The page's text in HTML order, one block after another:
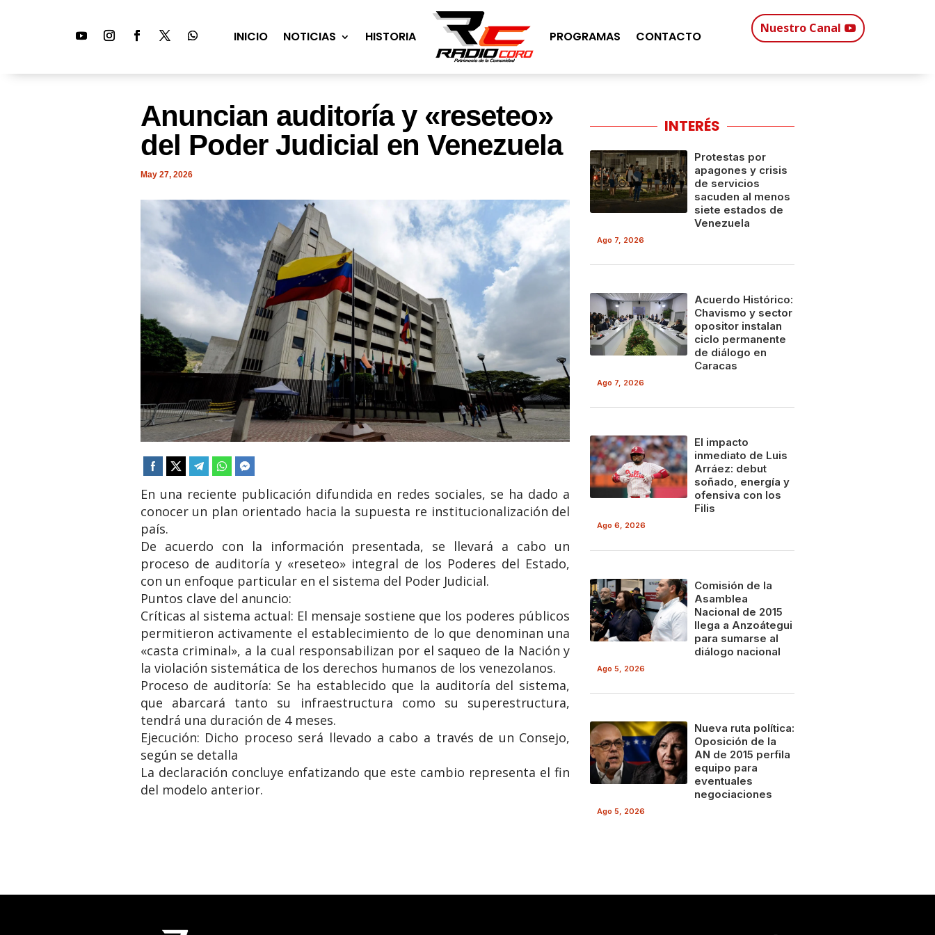
INICIO NOTICIAS HISTORIA PROGRAMAS CONTACTO
Nuestro Canal
Anuncian auditoría y «reseteo»
del Poder Judicial en Venezuela
May 27, 2026
En una reciente publicación difundida en redes sociales, se ha dado a
conocer un plan orientado hacia la supuesta re institucionalización del
país.
​De acuerdo con la información presentada, se llevará a cabo un
proceso de auditoría y «reseteo» integral de los Poderes del Estado,
con un enfoque particular en el sistema del Poder Judicial.
​Puntos clave del anuncio:
​Críticas al sistema actual: El mensaje sostiene que los poderes públicos
permitieron activamente el establecimiento de lo que denominan una
«casta criminal», a la cual responsabilizan por el saqueo de la Nación y
la violación sistemática de los derechos humanos de los venezolanos.
​Proceso de auditoría: Se ha establecido que la auditoría del sistema,
que abarcará tanto su infraestructura como su superestructura,
tendrá una duración de 4 meses.
​Ejecución: Dicho proceso será llevado a cabo a través de un Consejo,
según se detalla
​La declaración concluye enfatizando que este cambio representa el fin
del modelo anterior.
INTERÉS
Protestas por
apagones y crisis
de servicios
sacuden al menos
siete estados de
Venezuela
Ago 7, 2026
Acuerdo Histórico:
Chavismo y sector
opositor instalan
ciclo permanente
de diálogo en
Caracas
Ago 7, 2026
El impacto
inmediato de Luis
Arráez: debut
soñado, energía y
ofensiva con los
Filis
Ago 6, 2026
Comisión de la
Asamblea
Nacional de 2015
llega a Anzoátegui
para sumarse al
diálogo nacional
Ago 5, 2026
Nueva ruta política:
Oposición de la
AN de 2015 perfila
equipo para
eventuales
negociaciones
Ago 5, 2026